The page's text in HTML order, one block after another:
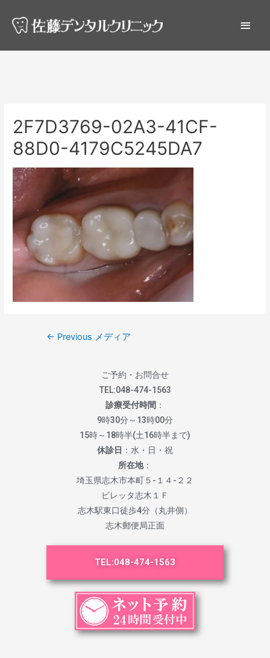
2F7D3769-02A3-41CF-
88D0-4179C5245DA7
← Previous メディア
ご予約・お問合せ
TEL:048-474-1563
診療受付時間 ：
9時30分～13時00分
15時～18時半(土16時半まで)
休診日 ：水・日・祝
所在地：
埼玉県志木市本町５-１４-２２
ビレッタ志木１Ｆ
志木駅東口徒歩4分（丸井側）
志木郵便局正面
TEL:048-474-1563